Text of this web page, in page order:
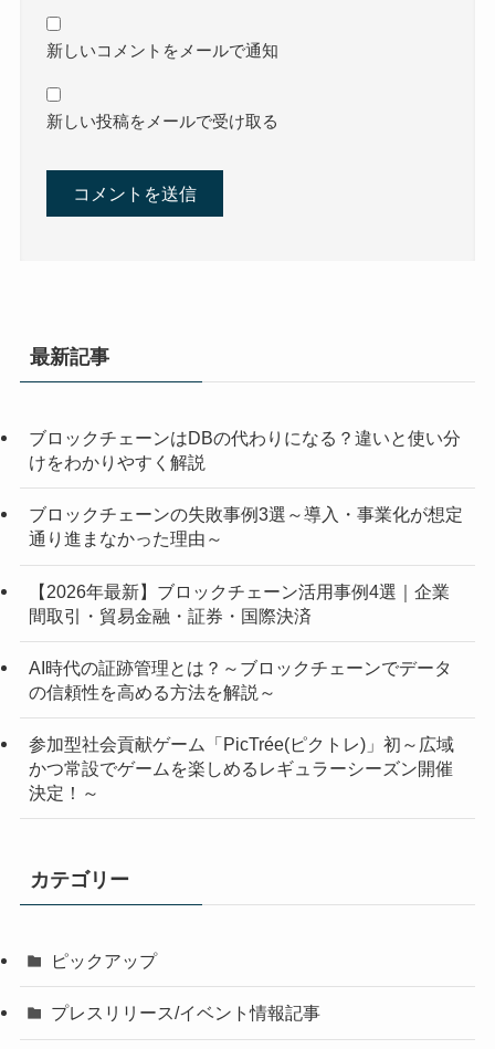
新しいコメントをメールで通知
新しい投稿をメールで受け取る
最新記事
ブロックチェーンはDBの代わりになる？違いと使い分
けをわかりやすく解説
ブロックチェーンの失敗事例3選～導入・事業化が想定
通り進まなかった理由～
【2026年最新】ブロックチェーン活用事例4選｜企業
間取引・貿易金融・証券・国際決済
AI時代の証跡管理とは？～ブロックチェーンでデータ
の信頼性を高める方法を解説～
参加型社会貢献ゲーム「PicTrée(ピクトレ)」初～広域
かつ常設でゲームを楽しめるレギュラーシーズン開催
決定！～
カテゴリー
ピックアップ
プレスリリース/イベント情報記事